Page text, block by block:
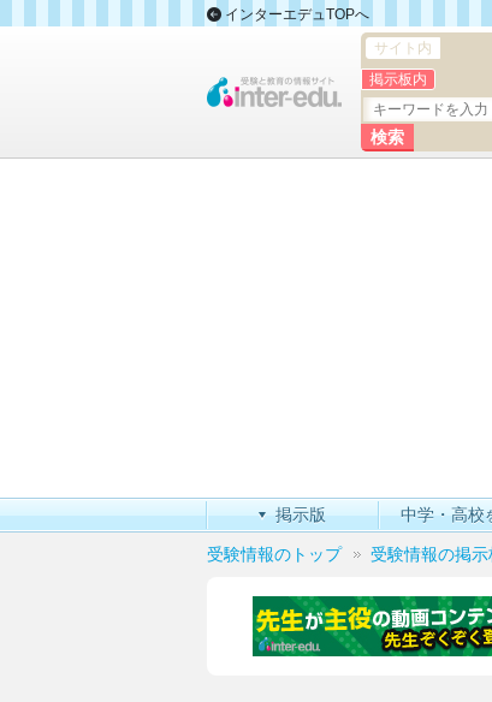
インターエデュTOPへ
サイト内
掲示板内
掲示版 中学・高校
受験情報のトップ 受験情報の掲示